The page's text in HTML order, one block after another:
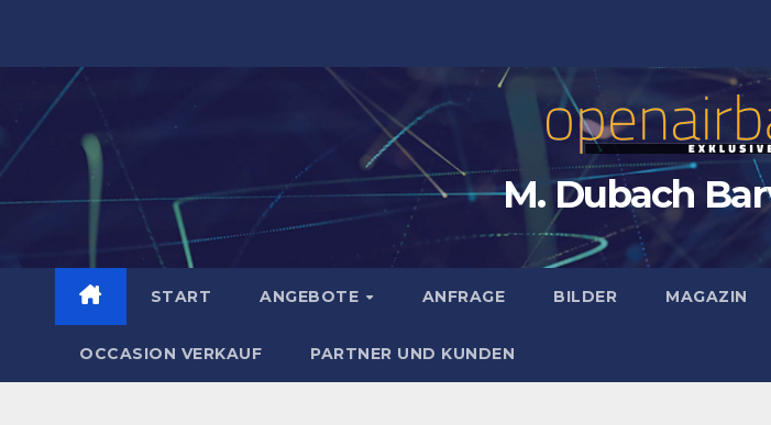
M. Dubach
START ANGEBOTE ANFRAGE BILDER MAGAZIN
OCCASION VERKAUF PARTNER UND KUNDEN